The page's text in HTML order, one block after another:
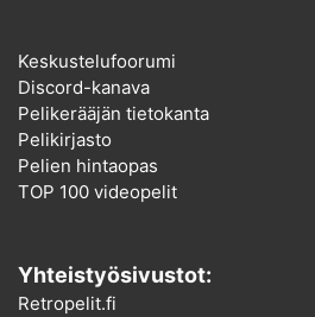
Keskustelufoorumi
Discord-kanava
Pelikerääjän tietokanta
Pelikirjasto
Pelien hintaopas
TOP 100 videopelit
Yhteistyösivustot:
Retropelit.fi